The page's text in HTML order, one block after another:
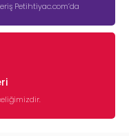
Petihtiyac.com’da